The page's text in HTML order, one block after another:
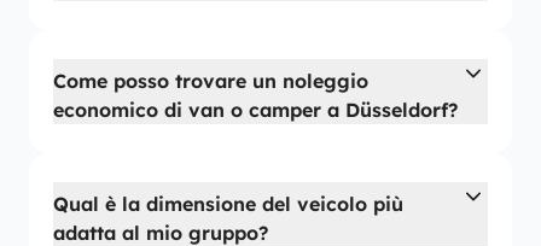
Come posso trovare un noleggio
economico di van o camper a Düsseldorf?
Qual è la dimensione del veicolo più
adatta al mio gruppo?